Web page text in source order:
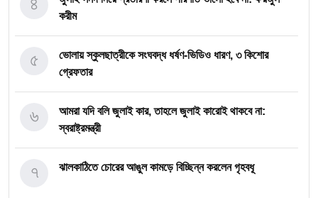
করীম
ভোলায় স্কুলছাত্রীকে সংঘবদ্ধ ধর্ষণ-ভিডিও ধারণ, ৩ কিশোর
গ্রেফতার
৫
আমরা যদি বলি জুলাই কার, তাহলে জুলাই কারোই থাকবে না:
স্বরাষ্ট্রমন্ত্রী
৬
ঝালকাঠিতে চোরের আঙুল কামড়ে বিচ্ছিন্ন করলেন গৃহবধূ
৭